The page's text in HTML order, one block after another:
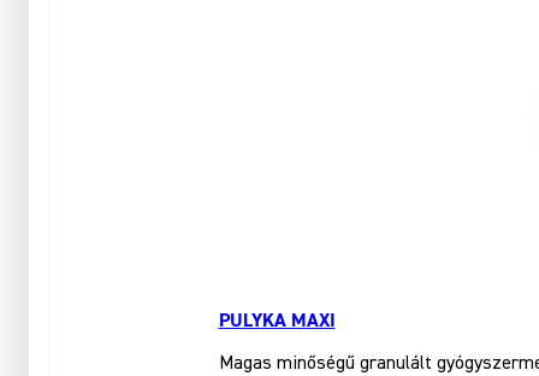
PULYKA MAXI
Magas minőségű granulált